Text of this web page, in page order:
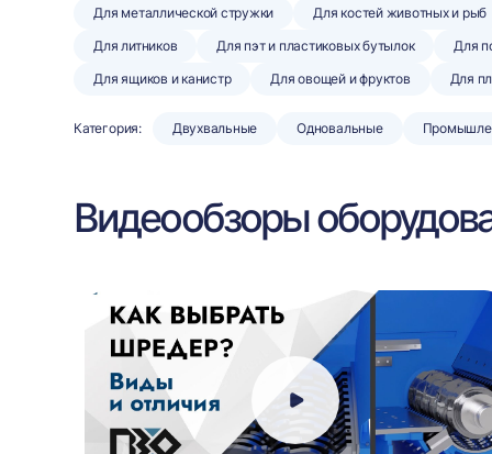
Для металлической стружки
Для костей животных и рыб
Для литников
Для пэт и пластиковых бутылок Для
Для ящиков и канистр
Для овощей и фруктов Для
Категория: Двухвальные Одновальные
Видеообзоры